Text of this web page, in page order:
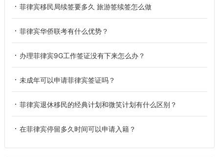
菲律宾移民局续签要多久 旅游签续签怎么做
菲律宾华侨联考有什么优势？
办理菲律宾9G工作签证没有下来怎么办？
未成年可以申请菲律宾签证吗？
菲律宾退休移民的经典计划和微笑计划有什么区别？
在菲律宾停留多久时间可以申请入籍？